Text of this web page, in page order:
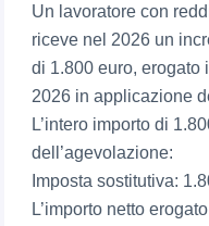
Un lavoratore con
riceve nel 2026 un
di 1.800 euro, erogato
2026 in applicazione
L’intero importo di
dell’agevolazione:
Imposta sostitutiva:
L’importo netto